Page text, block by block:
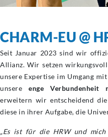
CHARM-EU @
Seit Januar 2023 sind wir
Allianz. Wir setzen
unsere Expertise im Umgang
unsereenge
erweitern wir entscheidend
diese in ihrer Aufgabe, die
„Es ist für die HRW und